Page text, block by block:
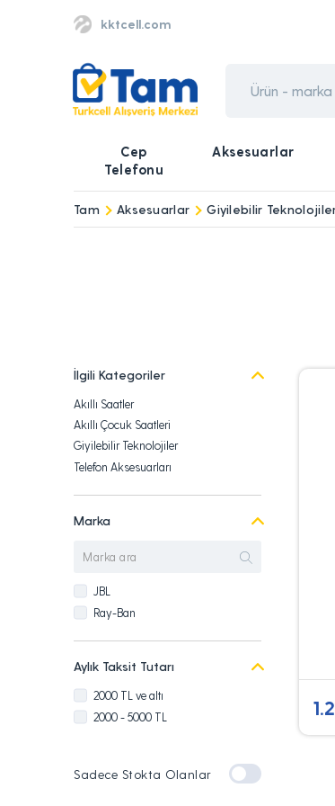
kktcell.com
Cep
Telefonu
Aksesuarlar
Tam Aksesuarlar Giyilebilir
İlgili Kategoriler
Akıllı Saatler
Akıllı Çocuk Saatleri
Giyilebilir Teknolojiler
Telefon Aksesuarları
Marka
JBL
Ray-Ban
Aylık Taksit Tutarı
2000 TL ve altı
2000 - 5000 TL
Sadece Stokta Olanlar